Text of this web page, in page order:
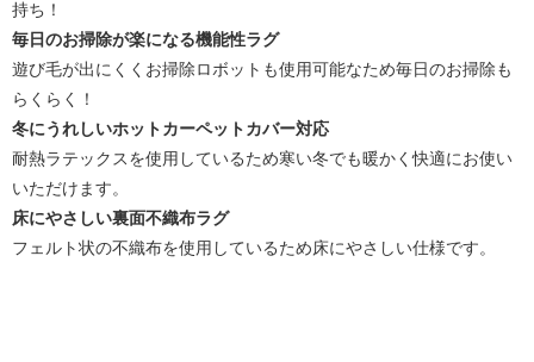
持ち！
毎日のお掃除が楽になる機能性ラグ
遊び毛が出にくくお掃除ロボットも使用可能なため毎日のお掃除も
らくらく！
冬にうれしいホットカーペットカバー対応
耐熱ラテックスを使用しているため寒い冬でも暖かく快適にお使い
いただけます。
床にやさしい裏面不織布ラグ
フェルト状の不織布を使用しているため床にやさしい仕様です。